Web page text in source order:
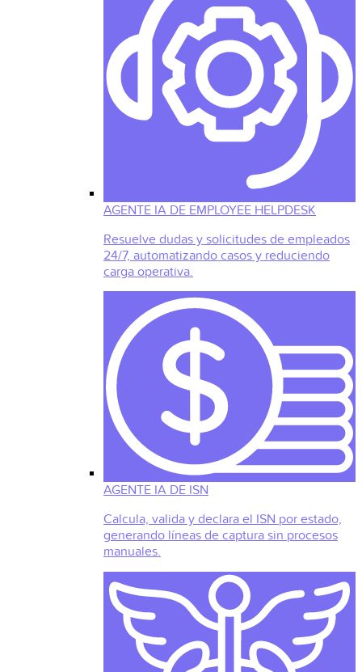
AGENTE IA DE EMPLOYEE HELPDESK
Resuelve dudas y solicitudes de empleados
24/7, automatizando casos y reduciendo
carga operativa.
AGENTE IA DE ISN
Calcula, valida y declara el ISN por estado,
generando líneas de captura sin procesos
manuales.